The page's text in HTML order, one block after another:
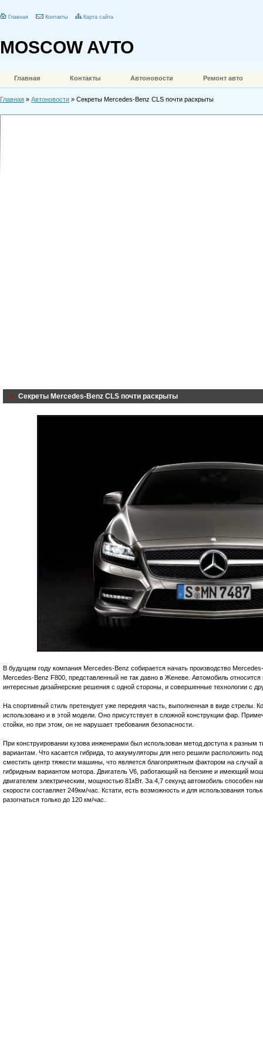
Главная Контакты Карта сайта
MOSCOW AVTO
Главная Контакты Автоновости Ремонт авто
Главная » Автоновости » Секреты Mercedes-Benz CLS почти раскрыты
Секреты Mercedes-Benz CLS почти раскрыты
В будущем году компания Mercedes-Benz собирается начать производство
Mercedes-Benz F800, представленный не так давно в Женеве. Автомобиль
интересные дизайнерские решения с одной стороны, и совершенные технологии с
На спортивный стиль претендует уже передняя часть, выполненная в виде стрелы.
использовано и в этой модели. Оно присутствует в сложной конструкции фар.
стойки, но при этом, он не нарушает требования безопасности.
При конструировании кузова инженерами был использован метод доступа к разным
вариантам. Что касается гибрида, то аккумуляторы для него решили расположить
сместить центр тяжести машины, что является благоприятным фактором на случай
гибридным вариантом мотора. Двигатель V6, работающий на бензине и имеющий
двигателем электрическим, мощностью 81кВт. За 4,7 секунд автомобиль способен
скорости составляет 249км/час. Кстати, есть возможность и для использования
разогнаться только до 120 км/час.